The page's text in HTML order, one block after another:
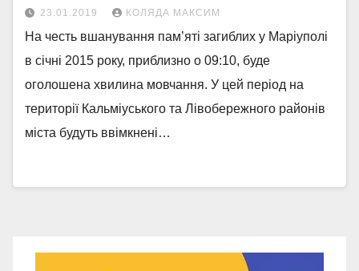
23.01.2019 КОЛЯДА МАКСИМ
На честь вшанування пам’яті загиблих у Маріуполі
в січні 2015 року, приблизно о 09:10, буде
оголошена хвилина мовчання. У цей період на
території Кальміуського та Лівобережного районів
міста будуть ввімкнені…